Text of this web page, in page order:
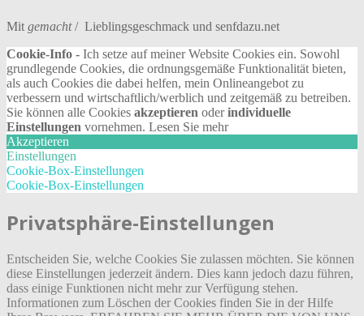
Mitgemacht/ Lieblingsgeschmack und senfdazu.net
Cookie-Info - Ich setze auf meiner Website Cookies ein. Sowohl
grundlegende Cookies, die ordnungsgemäße Funktionalität bieten,
als auch Cookies die dabei helfen, mein Onlineangebot zu
verbessern und wirtschaftlich/werblich und zeitgemäß zu betreiben.
Sie können alle Cookies akzeptieren oderindividuelle
Einstellungen vornehmen. Lesen Sie mehr
Akzeptieren
Einstellungen
Cookie-Box-Einstellungen
Cookie-Box-Einstellungen
Privatsphäre-Einstellungen
Entscheiden Sie, welche Cookies Sie zulassen möchten. Sie können
diese Einstellungen jederzeit ändern. Dies kann jedoch dazu führen,
dass einige Funktionen nicht mehr zur Verfügung stehen.
Informationen zum Löschen der Cookies finden Sie in der Hilfe